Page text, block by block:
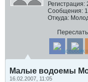
Регистрация:
Сообщения:
Откуда:
Малые водоемы
16.02.2007, 11:05